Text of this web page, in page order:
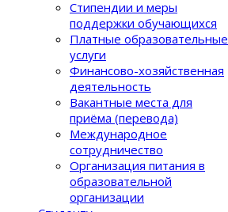
Стипендии и меры
поддержки обучающихся
Платные образовательные
услуги
Финансово-хозяйственная
деятельность
Вакантные места для
приёма (перевода)
Международное
сотрудничество
Организация питания в
образовательной
организации